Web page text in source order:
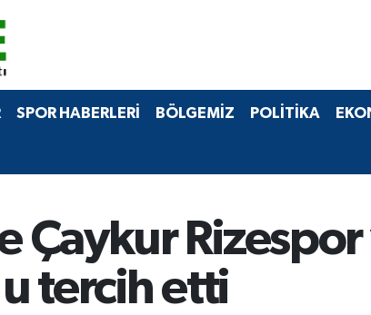
SPOR HABERLERİ BÖLGEMİZ POLİTİKA
Çaykur
tercih etti